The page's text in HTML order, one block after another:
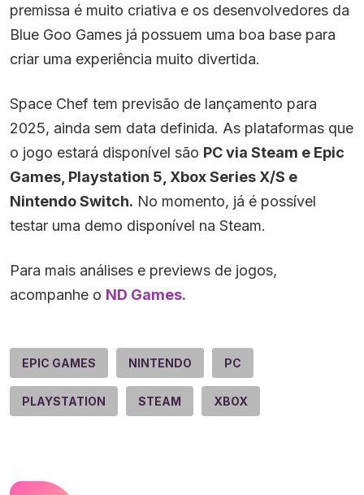
premissa é muito criativa e os desenvolvedores da
Blue Goo Games já possuem uma boa base para
criar uma experiência muito divertida.
Space Chef tem previsão de lançamento para
2025, ainda sem data definida. As plataformas que
o jogo estará disponível são PC via Steam e Epic
Games, Playstation 5, Xbox Series X/S e
Nintendo Switch. No momento, já é possível
testar uma demo disponível na Steam.
Para mais análises e previews de jogos,
acompanhe o ND Games.
EPIC GAMES NINTENDO PC
PLAYSTATION STEAM XBOX